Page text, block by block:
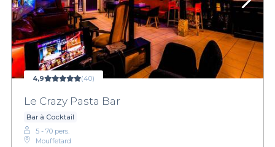
4,9 (40)
Le Crazy Pasta Bar
Bar à Cocktail
5 - 70 pers.
Mouffetard